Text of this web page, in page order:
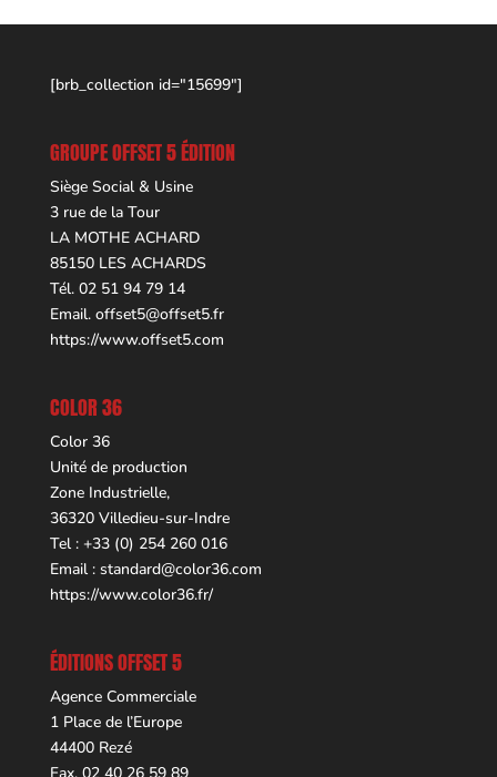
[brb_collection id="15699"]
GROUPE OFFSET 5 ÉDITION
Siège Social & Usine
3 rue de la Tour
LA MOTHE ACHARD
85150 LES ACHARDS
Tél. 02 51 94 79 14
Email. offset5@offset5.fr
https://www.offset5.com
COLOR 36
Color 36
Unité de production
Zone Industrielle,
36320 Villedieu-sur-Indre
Tel : +33 (0) 254 260 016
Email : standard@color36.com
https://www.color36.fr/
ÉDITIONS OFFSET 5
Agence Commerciale
1 Place de l’Europe
44400 Rezé